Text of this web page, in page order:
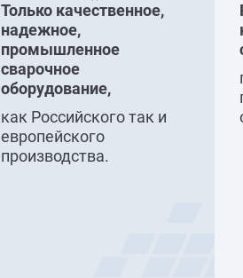
Только качественное,
надежное,
промышленное
сварочное
оборудование,
как Российского так и
европейского
производства.